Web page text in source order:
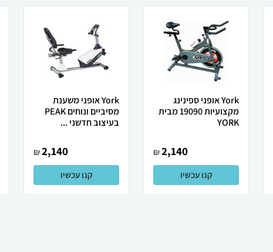
York אופני ספינינג
מקצועיות 19090 מבית
YORK
2,140
₪
קנו עכשיו
York אופני משענת
מסיביים ונוחים PEAK
בעיצוב חדשני ...
2,140
₪
קנו עכשיו